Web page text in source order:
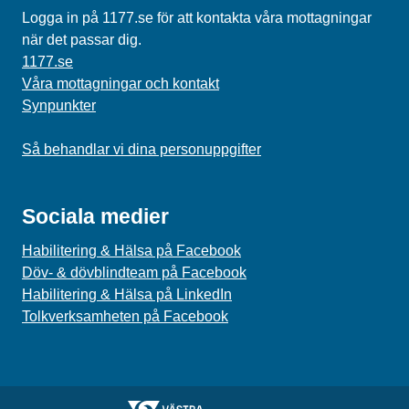
Logga in på 1177.se för att kontakta våra mottagningar
när det passar dig.
1177.se
Våra mottagningar och kontakt
Synpunkter
Så behandlar vi dina personuppgifter
Sociala medier
Habilitering & Hälsa på Facebook
Döv- & dövblindteam på Facebook
Habilitering & Hälsa på LinkedIn
Tolkverksamheten på Facebook